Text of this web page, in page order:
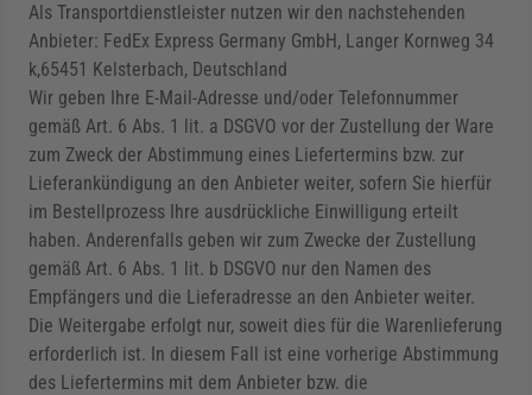
Als Transportdienstleister nutzen wir den nachstehenden
Anbieter: FedEx Express Germany GmbH, Langer Kornweg 34
k,65451 Kelsterbach, Deutschland
Wir geben Ihre E-Mail-Adresse und/oder Telefonnummer
gemäß Art. 6 Abs. 1 lit. a DSGVO vor der Zustellung der Ware
zum Zweck der Abstimmung eines Liefertermins bzw. zur
Lieferankündigung an den Anbieter weiter, sofern Sie hierfür
im Bestellprozess Ihre ausdrückliche Einwilligung erteilt
haben. Anderenfalls geben wir zum Zwecke der Zustellung
gemäß Art. 6 Abs. 1 lit. b DSGVO nur den Namen des
Empfängers und die Lieferadresse an den Anbieter weiter.
Die Weitergabe erfolgt nur, soweit dies für die Warenlieferung
erforderlich ist. In diesem Fall ist eine vorherige Abstimmung
des Liefertermins mit dem Anbieter bzw. die